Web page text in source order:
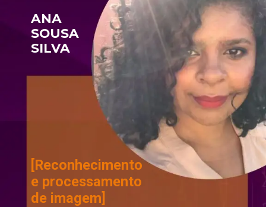
ANA
SOUSA
SILVA
[Reconhecimento
e processamento
de imagem]